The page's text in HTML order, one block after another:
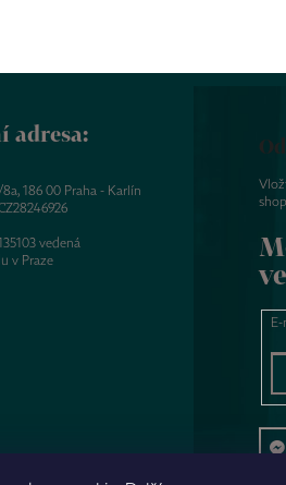
adresa:
186 00 Praha - Karlín
vedená
v Praze
E-